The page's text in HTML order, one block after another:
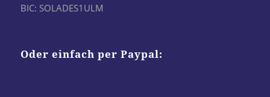
BIC: SOLADES1ULM
Oder einfach per Paypal: